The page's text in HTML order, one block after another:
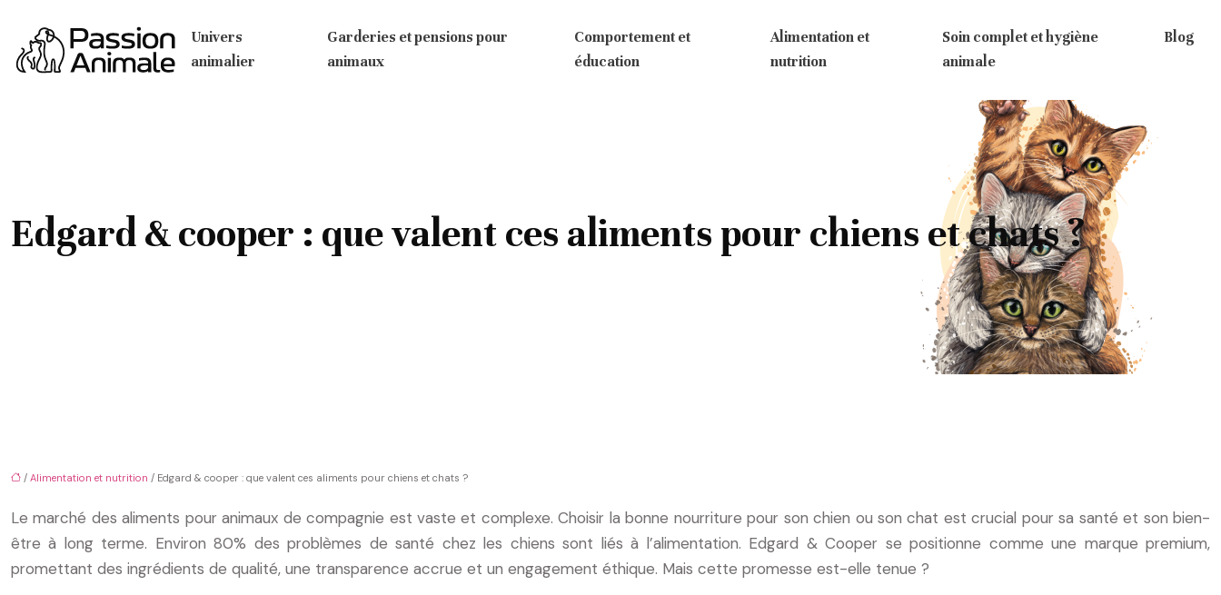
Univers
animalier
Garderies et pensions pour
animaux
Comportement et
éducation
Alimentation et
nutrition
Soin complet et hygiène
animale
Blog
Edgard & cooper : que valent ces aliments pour chiens et chats ?
/ Alimentation et nutrition / Edgard & cooper : que valent ces aliments pour chiens et chats ?
Le marché des aliments pour animaux de compagnie est vaste et complexe. Choisir la bonne nourriture pour son chien ou son chat est crucial pour sa santé et son bien-
être à long terme. Environ 80% des problèmes de santé chez les chiens sont liés à l’alimentation. Edgard & Cooper se positionne comme une marque premium,
promettant des ingrédients de qualité, une transparence accrue et un engagement éthique. Mais cette promesse est-elle tenue ?